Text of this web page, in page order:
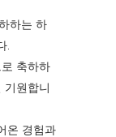
하는 하
.
축하하
기원합니
온 경험과